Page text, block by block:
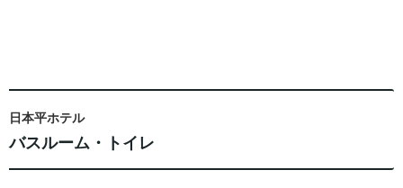
日本平ホテル
バスルーム・トイレ